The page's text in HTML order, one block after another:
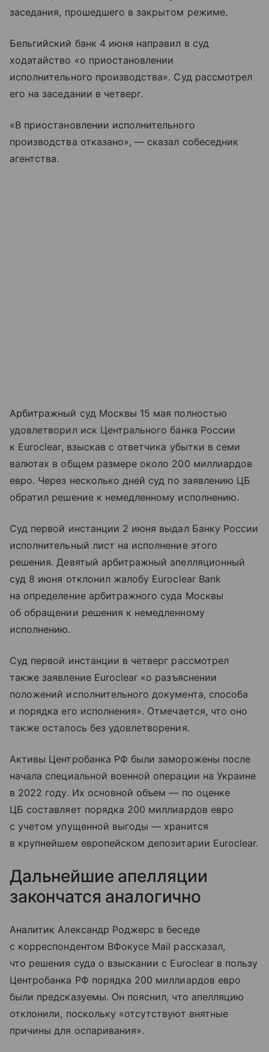
заседания, прошедшего в закрытом режиме.
Бельгийский банк 4 июня направил в суд
ходатайство «о приостановлении
исполнительного производства». Суд рассмотрел
его на заседании в четверг.
«В приостановлении исполнительного
производства отказано», — сказал собеседник
агентства.
Арбитражный суд Москвы 15 мая полностью
удовлетворил иск Центрального банка России
к Euroclear, взыскав с ответчика убытки в семи
валютах в общем размере около 200 миллиардов
евро. Через несколько дней суд по заявлению ЦБ
обратил решение к немедленному исполнению.
Суд первой инстанции 2 июня выдал Банку России
исполнительный лист на исполнение этого
решения. Девятый арбитражный апелляционный
суд 8 июня отклонил жалобу Euroclear Bank
на определение арбитражного суда Москвы
об обращении решения к немедленному
исполнению.
Суд первой инстанции в четверг рассмотрел
также заявление Euroclear «о разъяснении
положений исполнительного документа, способа
и порядка его исполнения». Отмечается, что оно
также осталось без удовлетворения.
Активы Центробанка РФ были заморожены после
начала специальной военной операции на Украине
в 2022 году. Их основной объем — по оценке
ЦБ составляет порядка 200 миллиардов евро
с учетом упущенной выгоды — хранится
в крупнейшем европейском депозитарии Euroclear.
Дальнейшие апелляции
закончатся аналогично
Аналитик Александр Роджерс в беседе
с корреспондентом ВФокусе Mail рассказал,
что решения суда о взыскании с Euroclear в пользу
Центробанка РФ порядка 200 миллиардов евро
были предсказуемы. Он пояснил, что апелляцию
отклонили, поскольку «отсутствуют внятные
причины для оспаривания».